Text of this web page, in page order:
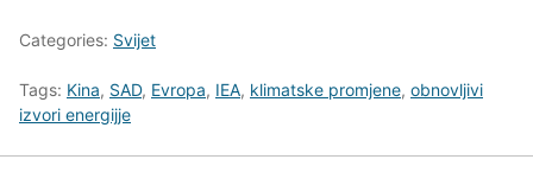
Categories: Svijet
Tags: Kina, SAD, Evropa, IEA, klimatske promjene, obnovljivi
izvori energijje